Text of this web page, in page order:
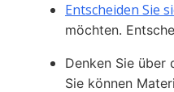
Entscheiden Sie
möchten.
Denken Sie
Sie können